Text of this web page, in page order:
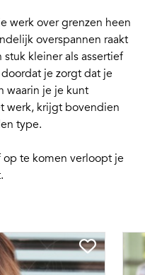
werk over grenzen heen
overspannen raakt
kleiner als assertief
je zorgt dat je
waarin je je kunt
werk, krijgt bovendien
type.
op te komen verloopt je